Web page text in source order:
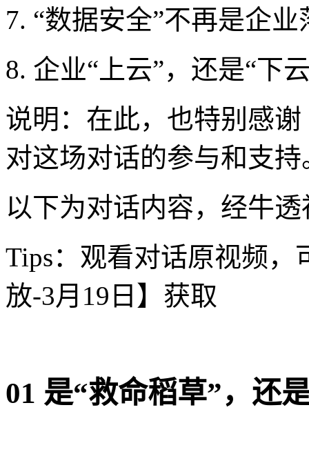
7. “数据安全”不再是企
8. 企业“上云”，还是“下
说明：在此，也特别感
对这场对话的参与和支持
以下为对话内容，经牛
Tips：观看对话原视频
放-3月19日】获取
01 是“救命稻草”，还